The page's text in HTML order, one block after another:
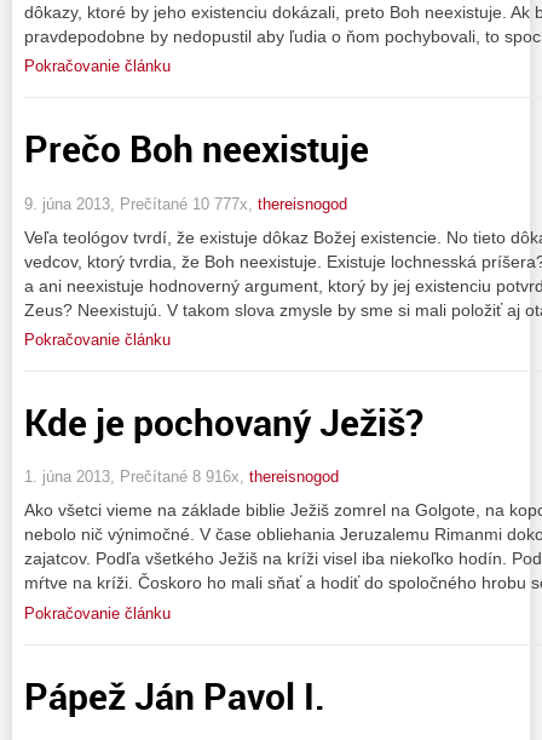
dôkazy, ktoré by jeho existenciu dokázali, preto Boh neexistuje. Ak
pravdepodobne by nedopustil aby ľudia o ňom pochybovali, to
Pokračovanie článku
Prečo Boh neexistuje
9. júna 2013, Prečítané 10 777x, thereisnogod
Veľa teológov tvrdí, že existuje dôkaz Božej existencie. No tieto
vedcov, ktorý tvrdia, že Boh neexistuje. Existuje lochnesská
a ani neexistuje hodnoverný argument, ktorý by jej existenciu
Zeus? Neexistujú. V takom slova zmysle by sme si mali položiť aj
Pokračovanie článku
Kde je pochovaný Ježiš?
1. júna 2013, Prečítané 8 916x, thereisnogod
Ako všetci vieme na základe biblie Ježiš zomrel na Golgote, na
nebolo nič výnimočné. V čase obliehania Jeruzalemu Rimanmi
zajatcov. Podľa všetkého Ježiš na kríži visel iba niekoľko hodín.
mŕtve na kríži. Čoskoro ho mali sňať a hodiť do spoločného hrobu
Pokračovanie článku
Pápež Ján Pavol I.